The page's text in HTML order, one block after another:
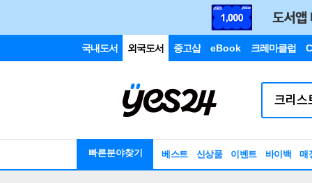
국내도서 외국도서 중고샵 eBook 크레마클럽
빠른분야찾기 베스트 신상품 이벤트 바이백 매